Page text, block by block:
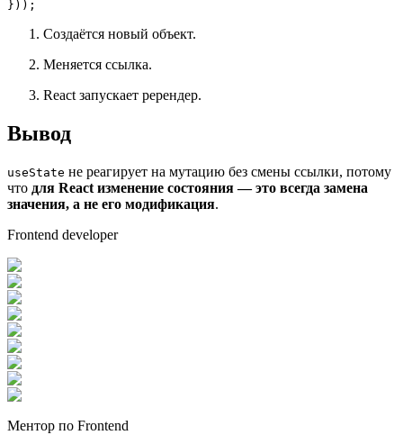
Создаётся новый объект.
Меняется ссылка.
React запускает ререндер.
Вывод
useState не реагирует на мутацию без смены ссылки, потому
что для React изменение состояния — это всегда замена
значения, а не его модификация.
Frontend developer
Ментор по Frontend